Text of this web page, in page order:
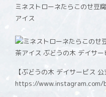
ミネストローネたらこのせ豆
アイス
【ぶどうの木 デイサービス
https://